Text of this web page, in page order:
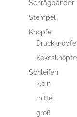
Schrägbänder
Stempel
Knöpfe
Druckknöpfe
Kokosknöpfe
Schleifen
klein
mittel
groß